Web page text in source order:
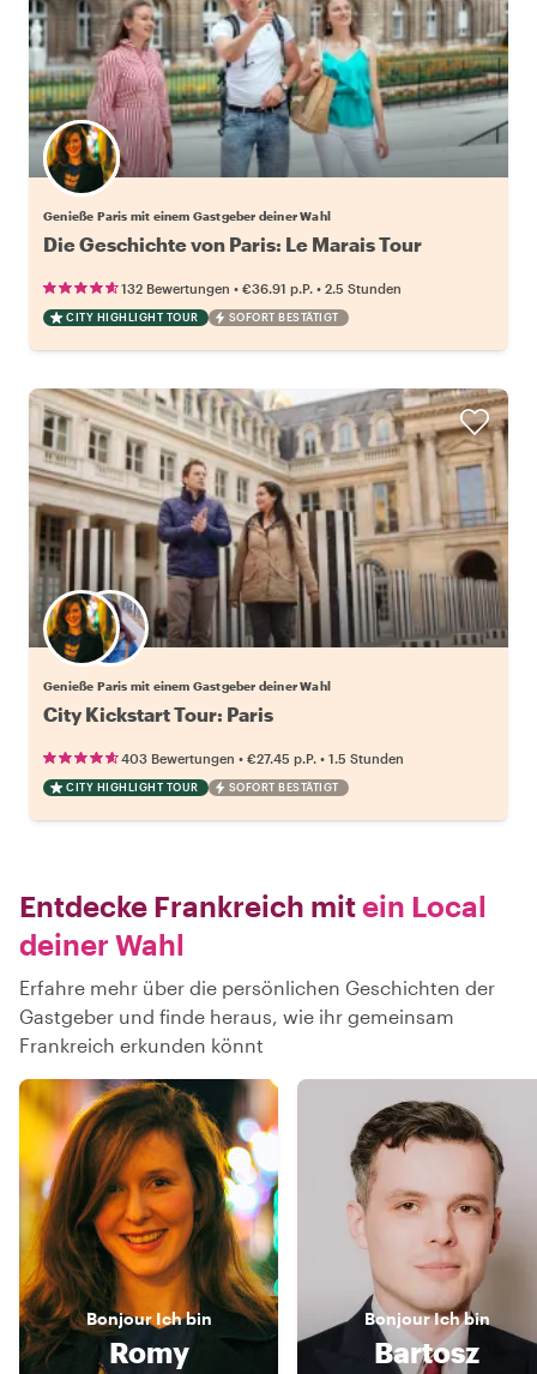
Wähle deinen Lieblingsgastgeber
Genieße Paris mit einem Gastgeber deiner Wahl
Die Geschichte von Paris: Le Marais Tour
132 Bewertungen • €36.91 p.P. • 2.5 Stunden
CITY HIGHLIGHT TOUR SOFORT BESTÄTIGT
Wähle deinen Lieblingsgastgeber
Genieße Paris mit einem Gastgeber deiner Wahl
City Kickstart Tour: Paris
403 Bewertungen • €27.45 p.P. • 1.5 Stunden
CITY HIGHLIGHT TOUR SOFORT BESTÄTIGT
Entdecke Frankreich mitein Local
deiner Wahl
Erfahre mehr über die persönlichen Geschichten der
Gastgeber und finde heraus, wie ihr gemeinsam
Frankreich erkunden könnt
Bonjour Ich bin
Romy
BonjourIch bin
Bartosz